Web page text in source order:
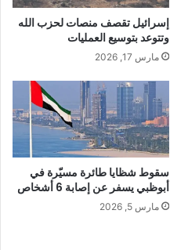
إسرائيل تقصف منصات لحزب الله
وتتوعد بتوسيع العمليات
مارس 17, 2026
سقوط شظايا طائرة مسيّرة في
أبوظبي يسفر عن إصابة 6 أشخاص
مارس 5, 2026